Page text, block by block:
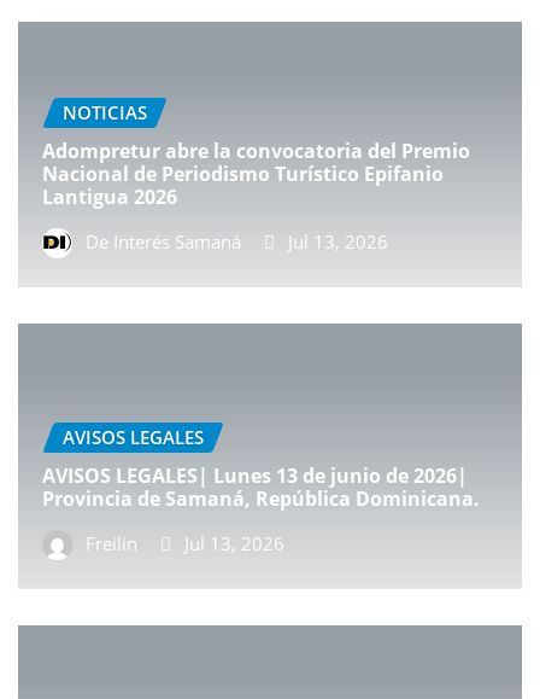
NOTICIAS
Adompretur abre la convocatoria del Premio
Nacional de Periodismo Turístico Epifanio
Lantigua 2026
De Interés Samaná Jul 13, 2026
AVISOS LEGALES
AVISOS LEGALES| Lunes 13 de junio de 2026|
Provincia de Samaná, República Dominicana.
Freilin Jul 13, 2026